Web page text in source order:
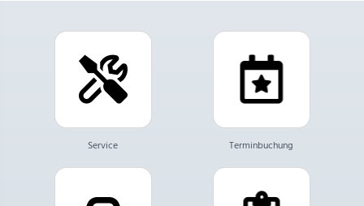
Service Terminbuchung